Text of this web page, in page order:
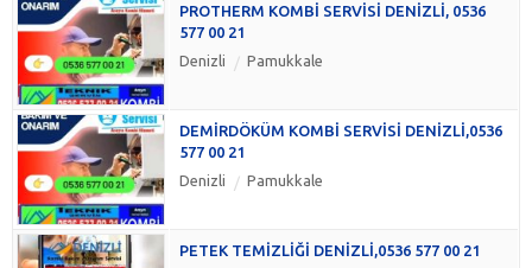
PROTHERM KOMBİ SERVİSİ DENİZLİ, 0536
577 00 21
Denizli
Pamukkale
DEMİRDÖKÜM KOMBİ SERVİSİ DENİZLİ,0536
577 00 21
Denizli
Pamukkale
PETEK TEMİZLİĞİ DENİZLİ,0536 577 00 21